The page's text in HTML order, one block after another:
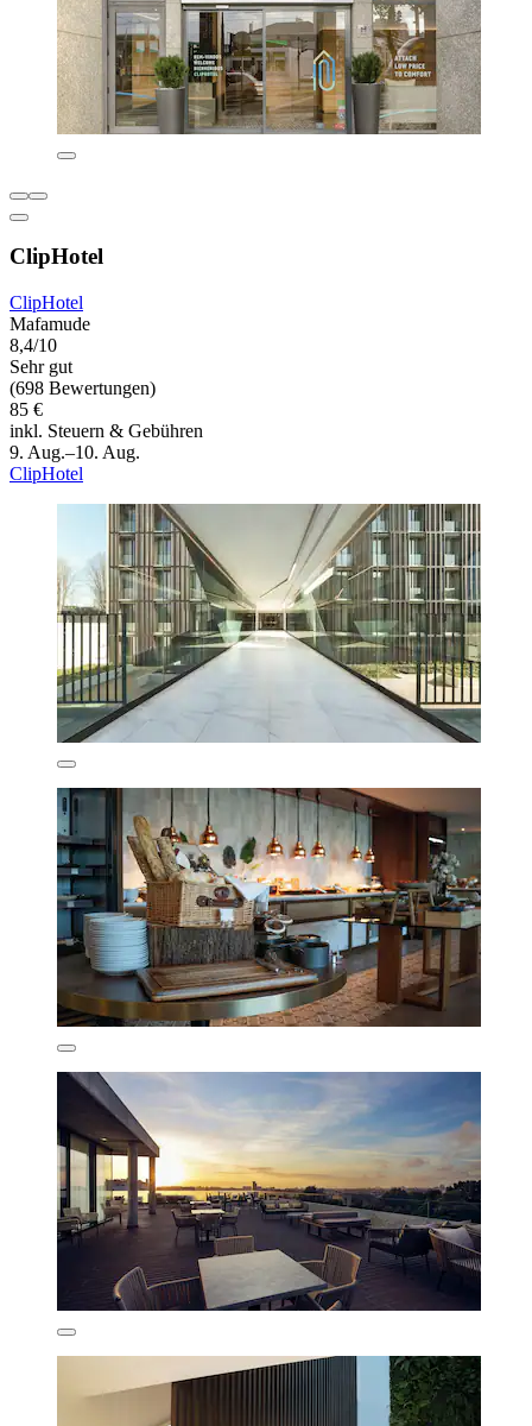
ClipHotel
ClipHotel
Mafamude
8,4/10
Sehr gut
(698 Bewertungen)
85 €
inkl. Steuern & Gebühren
9. Aug.–10. Aug.
ClipHotel